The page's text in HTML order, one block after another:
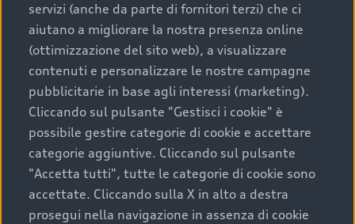
La qualità di acquistare
un’auto usata Audi
Scegliere un’auto usata è una decisione che coniuga
convenienza, affidabilità e sostenibilità. Per fare un
acquisto sicuro, è essenziale considerare aspetti
determinanti come la garanzia inclusa e l’affidabilità del
marchio. Audi offre l’auto usata perfetta tramite Audi
Prima Scelta :plus
servizi (anche da parte di fornitori terzi) che ci
aiutano a migliorare la nostra presenza online
(ottimizzazione del sito web), a visualizzare
contenuti e personalizzare le nostre campagne
pubblicitarie in base agli interessi (marketing).
Cliccando sul pulsante "Gestisci i cookie" è
possibile gestire categorie di cookie e accettare
categorie aggiuntive. Cliccando sul pulsante
"Accetta tutti", tutte le categorie di cookie sono
accettate. Cliccando sulla X in alto a destra
prosegui nella navigazione in assenza di cookie